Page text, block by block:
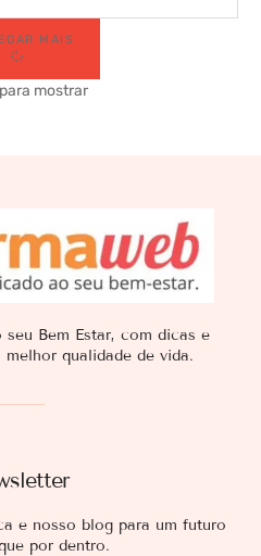
MAIS
mostrar
e nosso blog para um futuro
por dentro.
Bem Estar, com dicas e
qualidade de vida.